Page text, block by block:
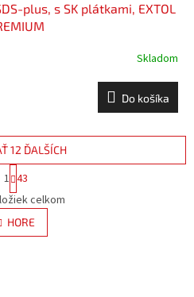
plus, s SK plátkami, EXTOL
Skladom
Do košíka
O
v
l
á
12 ĎALŠÍCH
S
t
r
á
n
k
1 43
celkom
HORE